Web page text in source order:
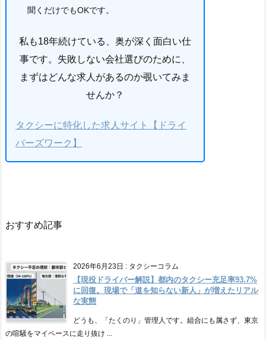
聞くだけでもOKです。
私も18年続けている、奥が深く面白い仕
事です。失敗しない会社選びのために、
まずはどんな求人があるのか覗いてみま
せんか？
タクシーに特化した求人サイト【ドライ
バーズワーク】
おすすめ記事
2026年6月23日 : タクシーコラム
【現役ドライバー解説】都内のタクシー充足率93.7%
に回復。現場で「道を知らない新人」が増えたリアル
な実態
どうも、「たくのり」管理人です。組合にも属さず、東京
の喧騒をマイペースに走り抜け ...